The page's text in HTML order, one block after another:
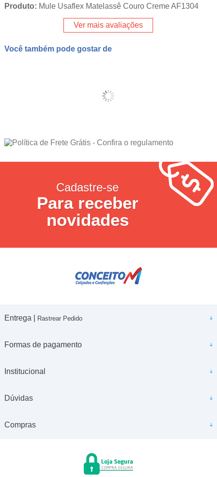
Produto: Mule Usaflex Matelassê Couro Creme AF1304
Ver mais avaliações
Você também pode gostar de
Cadastre-se
Para receber
novidades
Entrega | Rastrear Pedido
Formas de pagamento
Institucional
Dúvidas
Compras